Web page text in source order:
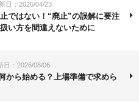
日：2026/04/23
ではない！“廃止”の誤解に要注
い方を間違えないために
日：2026/08/06
から始める？上場準備で求めら